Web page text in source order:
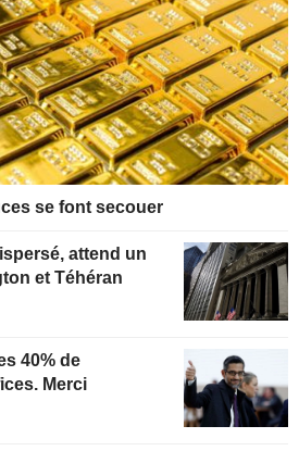
se font secouer
attend un
et Téhéran
40% de
Merci